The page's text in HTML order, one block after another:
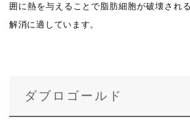
囲に熱を与えることで脂肪細胞が破壊され
解消に適しています。
ダブロゴールド